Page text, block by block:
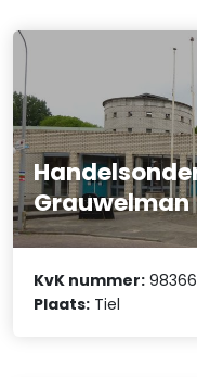
Grauwelman
KvK nummer:
Plaats: Tiel